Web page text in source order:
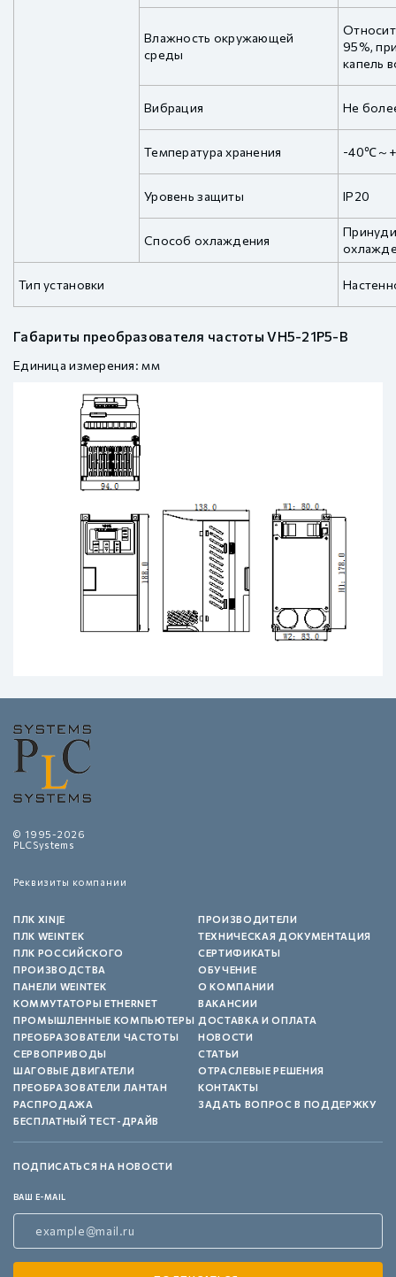
Влажность окружающей
среды
95%,
капель
Вибрация Не
Температура хранения -40℃～
Уровень защиты IP20
Способ охлаждения
Тип установки
Габариты преобразователя частоты VH5-21P5-B
Единица измерения: мм
© 1995-2026
PLCSystems
Реквизиты компании
ПЛК XINJE
ПЛК WEINTEK
ПЛК РОССИЙСКОГО
ПРОИЗВОДСТВА
ПАНЕЛИ WEINTEK
КОММУТАТОРЫ ETHERNET
ПРОМЫШЛЕННЫЕ КОМПЬЮТЕРЫ
ПРЕОБРАЗОВАТЕЛИ ЧАСТОТЫ
СЕРВОПРИВОДЫ
ШАГОВЫЕ ДВИГАТЕЛИ
ПРЕОБРАЗОВАТЕЛИ ЛАНТАН
РАСПРОДАЖА
БЕСПЛАТНЫЙ ТЕСТ-ДРАЙВ
ПРОИЗВОДИТЕЛИ
ТЕХНИЧЕСКАЯ ДОКУМЕНТАЦИЯ
СЕРТИФИКАТЫ
ОБУЧЕНИЕ
О КОМПАНИИ
ВАКАНСИИ
ДОСТАВКА И ОПЛАТА
НОВОСТИ
СТАТЬИ
ОТРАСЛЕВЫЕ РЕШЕНИЯ
КОНТАКТЫ
ЗАДАТЬ ВОПРОС В ПОДДЕРЖКУ
ПОДПИСАТЬСЯ НА НОВОСТИ
ВАШ E-MAIL